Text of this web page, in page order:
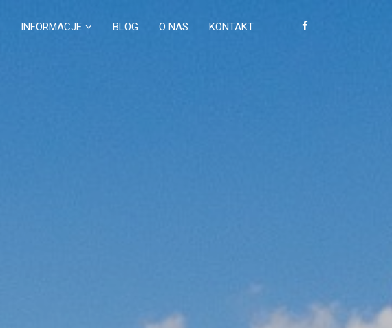
INFORMACJE BLOG O NAS KONTAKT